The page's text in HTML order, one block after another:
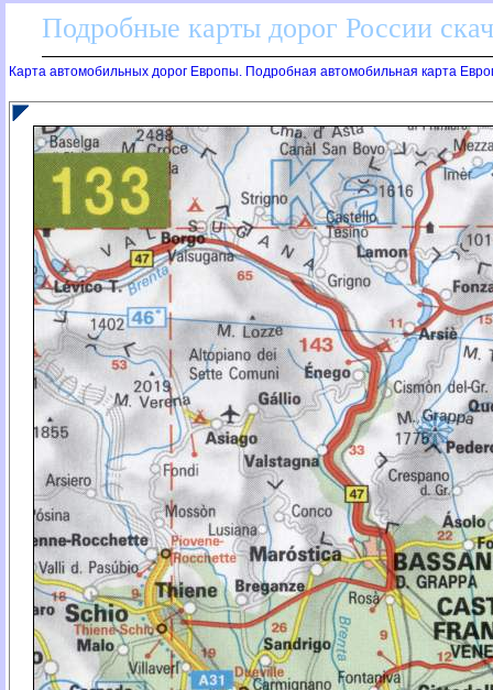
Подробные карты дорог России
Карта автомобильных дорог Европы. Подробная автомобильная карта